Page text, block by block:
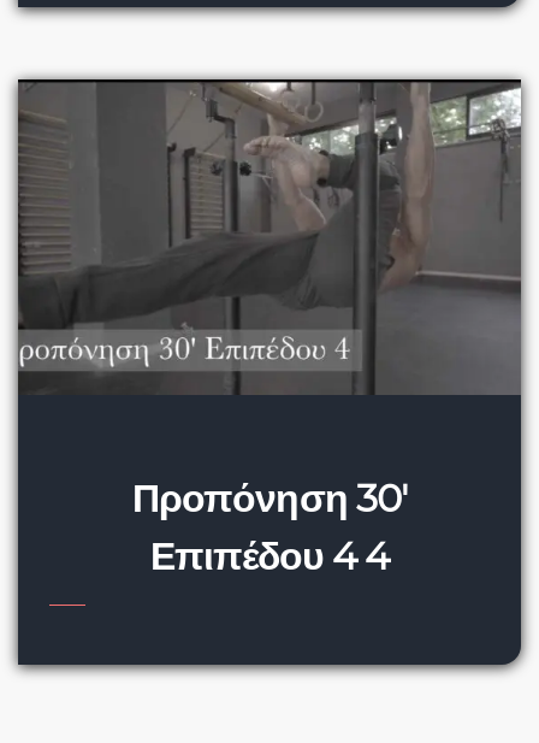
Προπόνηση 30′
Επιπέδου 4 4